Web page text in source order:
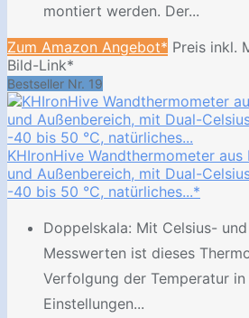
montiert werden. Der...
Zum Amazon Angebot* Preis inkl.
Bild-Link*
Bestseller Nr. 19
KHIronHive Wandthermometer
und Außenbereich, mit Dual-
-40 bis 50 °C, natürliches...*
Doppelskala: Mit Celsius-
Messwerten ist dieses
Verfolgung der Temperatur in
Einstellungen...